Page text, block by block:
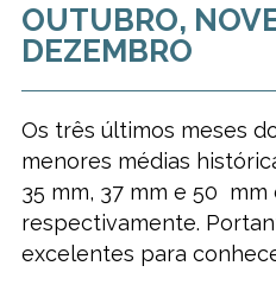
OUTUBRO,
DEZEMBRO
Os três últimos meses
menores médias
35 mm, 37 mm e 50 mm
respectivamente.
excelentes para